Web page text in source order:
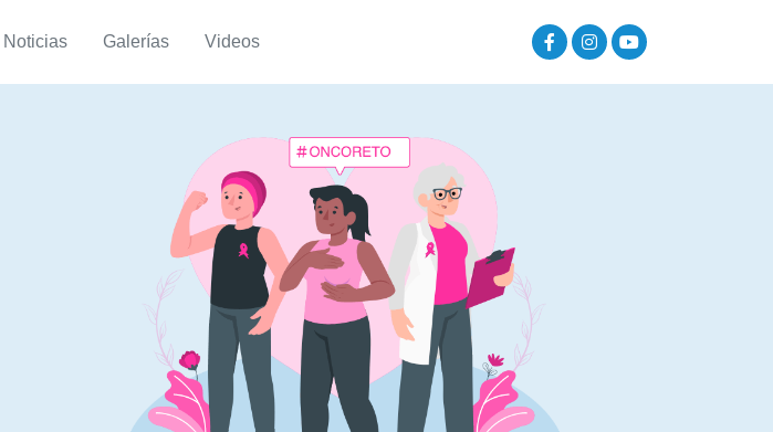
Noticias Galerías Videos